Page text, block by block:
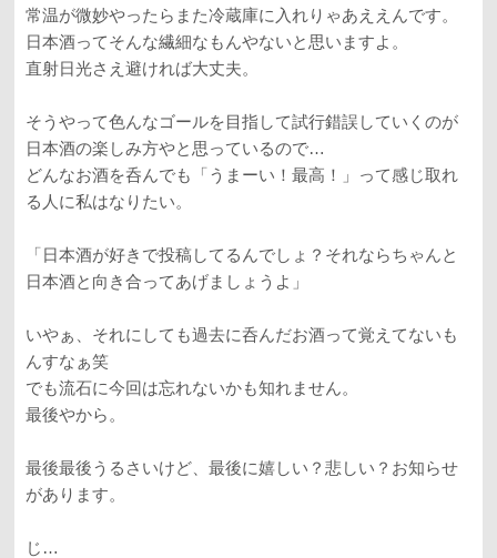
常温が微妙やったらまた冷蔵庫に入れりゃあええんです。
日本酒ってそんな繊細なもんやないと思いますよ。
直射日光さえ避ければ大丈夫。
そうやって色んなゴールを目指して試行錯誤していくのが
日本酒の楽しみ方やと思っているので…
どんなお酒を呑んでも「うまーい！最高！」って感じ取れ
る人に私はなりたい。
「日本酒が好きで投稿してるんでしょ？それならちゃんと
日本酒と向き合ってあげましょうよ」
いやぁ、それにしても過去に呑んだお酒って覚えてないも
んすなぁ笑
でも流石に今回は忘れないかも知れません。
最後やから。
最後最後うるさいけど、最後に嬉しい？悲しい？お知らせ
があります。
じ…